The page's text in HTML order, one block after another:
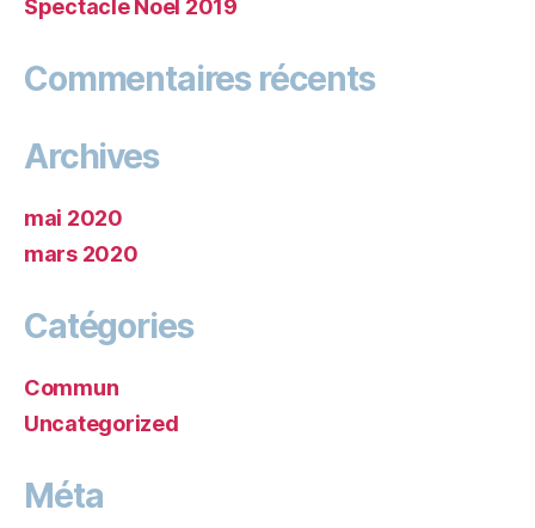
Spectacle Noël 2019
Commentaires récents
Archives
mai 2020
mars 2020
Catégories
Commun
Uncategorized
Méta